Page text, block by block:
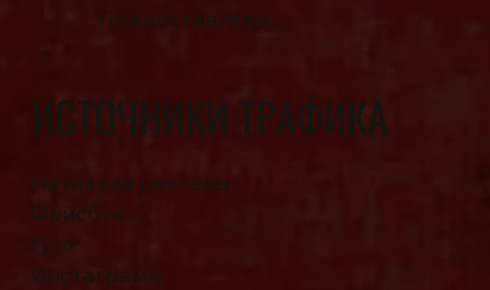
Предоставляем
ИСТОЧНИКИ ТРАФИКА
Нативная реклама
Фейсбук
Гугл
Инстаграмм